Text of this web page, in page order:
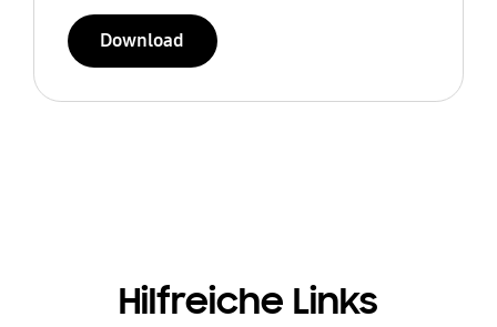
Download
Hilfreiche Links